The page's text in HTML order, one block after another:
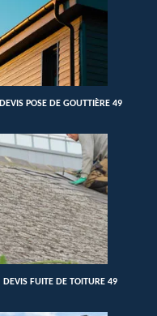
DEVIS POSE DE GOUTTIÈRE 49
DEVIS FUITE DE TOITURE 49